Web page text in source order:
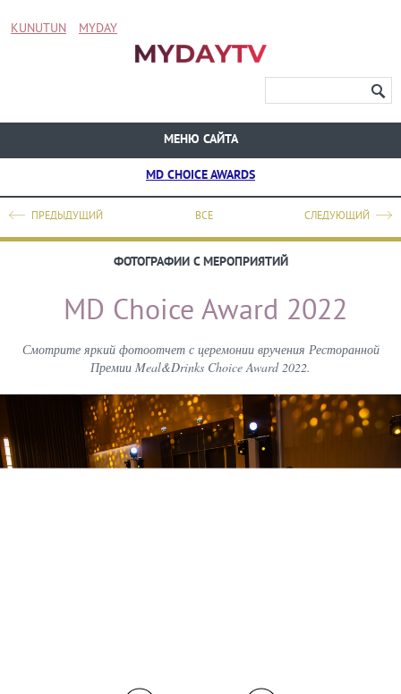
KUNUTUN MYDAY
МЕНЮ САЙТА
MD CHOICE AWARDS
ВСЕ
ПРЕДЫДУЩИЙ СЛЕДУЮЩИЙ
ФОТОГРАФИИ С МЕРОПРИЯТИЙ
MD Choice Award 2022
Смотрите яркий фотоотчет с церемонии вручения Ресторанной
Премии Meal&Drinks Choice Award 2022.